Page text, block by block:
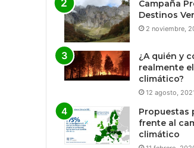
Campaña
Destinos
2 noviembre,
¿A quién y
realmente
climático?
12 agosto,
Propuestas
frente al
climático